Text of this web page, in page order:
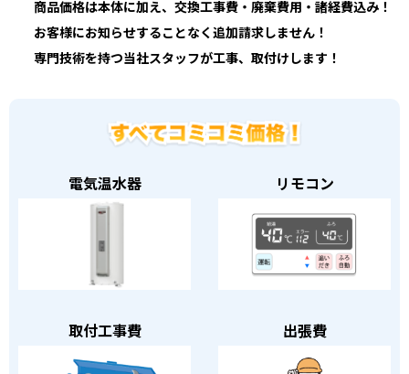
商品価格は本体に加え、交換工事費・廃棄費用・諸経費込み！
お客様にお知らせすることなく追加請求しません！
専門技術を持つ当社スタッフが工事、取付けします！
電気温水器 リモコン
取付工事費 出張費